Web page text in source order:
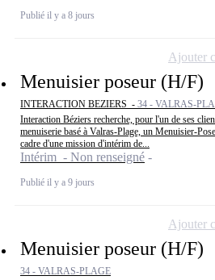
Publié il y a 8 jours
Menuisier poseur (H/F)
INTERACTION BEZIERS - 34 - VALRAS-
Interaction Béziers recherche, pour l'un de ses
menuiserie basé à Valras-Plage, un Menuisier-
cadre d'une mission d'intérim de...
Intérim - Non renseigné
Publié il y a 9 jours
Ajouter
Menuisier poseur (H/F)
34 - VALRAS-PLAGE
Ajouter